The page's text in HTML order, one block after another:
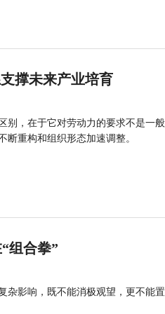
撑未来产业培育
别，在于它对劳动力的要求不是一
断重构和组织形态加速调整。
组合拳”
杂影响，既不能消极观望，更不能